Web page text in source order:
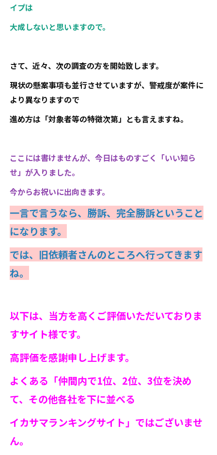
イプは
大成しないと思いますので。
さて、近々、次の調査の方を開始致します。
現状の懸案事項も並行させていますが、警戒度が案件に
より異なりますので
進め方は「対象者等の特徴次第」とも言えますね。
ここには書けませんが、今日はものすごく「いい知ら
せ」が入りました。
今からお祝いに出向きます。
一言で言うなら、勝訴、完全勝訴ということ
になります。
では、旧依頼者さんのところへ行ってきます
ね。
以下は、当方を高くご評価いただいておりま
すサイト様です。
高評価を感謝申し上げます。
よくある「仲間内で1位、2位、3位を決め
て、その他各社を下に並べる
イカサマランキングサイト」ではございませ
ん。